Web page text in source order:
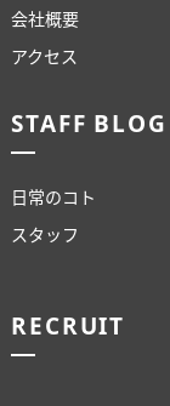
会社概要
アクセス
STAFF BLOG
日常のコト
スタッフ
RECRUIT